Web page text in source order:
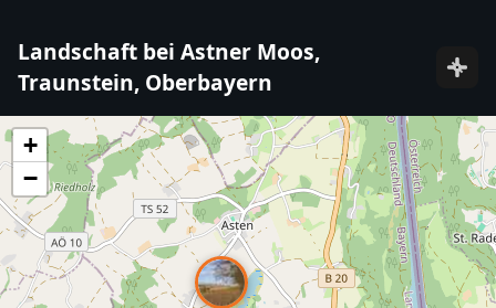
Landschaft bei Astner Moos,
Traunstein, Oberbayern
+
−